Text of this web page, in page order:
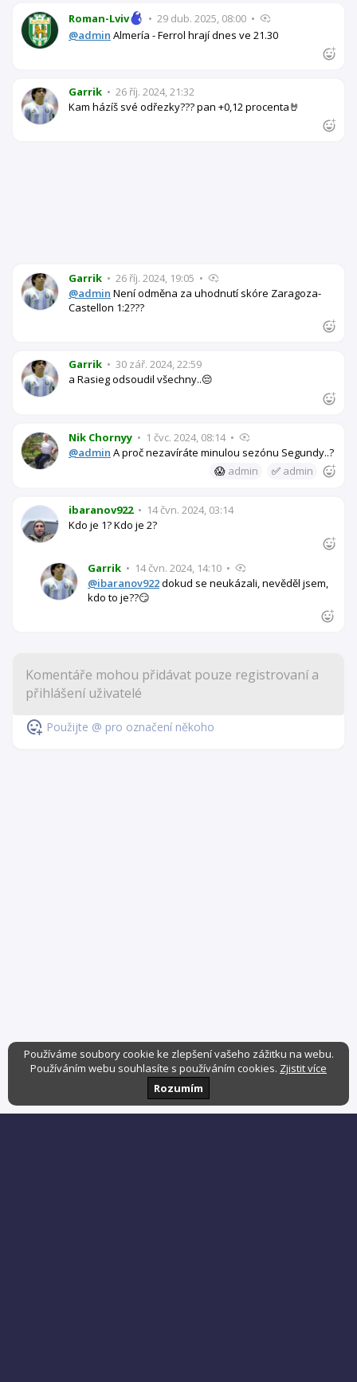
Roman-Lviv • 29 dub. 2025, 08:00 •
@admin Almería - Ferrol hrají dnes ve 21.30
Garrik • 26 říj. 2024, 21:32
Kam házíš své odřezky??? pan +0,12 procenta🤘
Garrik • 26 říj. 2024, 19:05 •
@admin Není odměna za uhodnutí skóre Zaragoza-
Castellon 1:2???
Garrik • 30 zář. 2024, 22:59
a Rasieg odsoudil všechny..😔
Nik Chornyy • 1 čvc. 2024, 08:14 •
@admin A proč nezavíráte minulou sezónu Segundy..?
😱 admin ✅ admin
ibaranov922 • 14 čvn. 2024, 03:14
Kdo je 1? Kdo je 2?
Garrik • 14 čvn. 2024, 14:10 •
@ibaranov922dokud se neukázali, nevěděl jsem,
kdo to je??😏
Použijte @ pro označení někoho
Používáme soubory cookie ke zlepšení vašeho zážitku na webu.
Používáním webu souhlasíte s používáním cookies. Zjistit více
Rozumím